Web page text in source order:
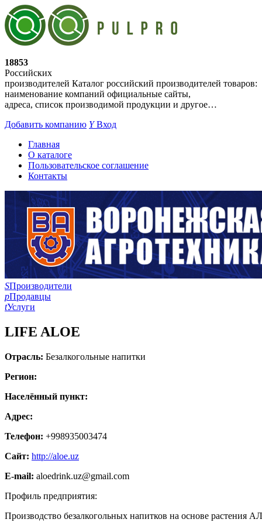
18853
Российских
производителей Каталог российский производителей товаров:
наименование компаний официальные сайты,
адреса, список производимой продукции и другое…
Добавить компанию YВход
Главная
О каталоге
Пользовательское соглашение
Контакты
SПроизводители
pПродавцы
tУслуги
LIFE ALOE
Отрасль: Безалкогольные напитки
Регион:
Населённый пункт:
Адрес:
Телефон: +998935003474
Сайт: http://aloe.uz
E-mail: aloedrink.uz@gmail.com
Профиль предприятия:
Производство безалкогольных напитков на основе растения